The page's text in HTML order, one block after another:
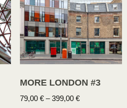
MORE LONDON #3
79,00 €–399,00 €